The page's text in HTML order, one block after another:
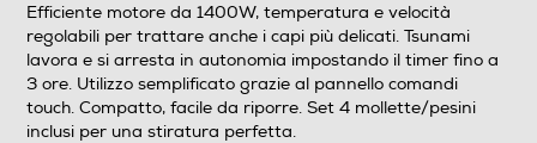
Efficiente motore da 1400W, temperatura e velocità
regolabili per trattare anche i capi più delicati. Tsunami
lavora e si arresta in autonomia impostando il timer fino a
3 ore. Utilizzo semplificato grazie al pannello comandi
touch. Compatto, facile da riporre. Set 4 mollette/pesini
inclusi per una stiratura perfetta.